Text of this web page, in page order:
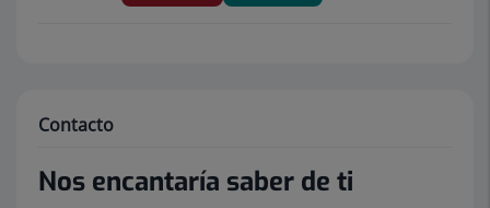
Contacto
Nos encantaría saber de ti